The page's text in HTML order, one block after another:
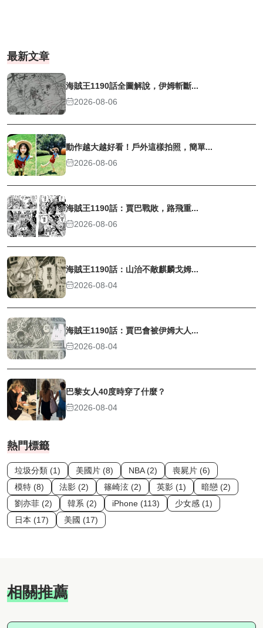
最新文章
海賊王1190話全圖解說，伊姆斬斷...
2026-08-06
動作越大越好看！戶外這樣拍照，簡單...
2026-08-06
海賊王1190話：賈巴戰敗，路飛重...
2026-08-06
海賊王1190話：山治不敵麒麟戈姆...
2026-08-04
海賊王1190話：賈巴會被伊姆大人...
2026-08-04
巴黎女人40度時穿了什麼？
2026-08-04
熱門標籤
垃圾分類 (1) 美國片 (8) NBA (2)
喪屍片 (6)
模特 (8)
法影 (2) 篠崎泫 (2) 英影 (1)
暗戀 (2)
劉亦菲 (2)
韓系 (2) iPhone (113)
少女感 (1)
日本 (17)
美國 (17)
相關推薦